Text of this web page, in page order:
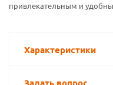
привлекательным и
Характеристики